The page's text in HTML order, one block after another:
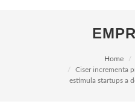
Home
Ciser incrementa
estimula startups a